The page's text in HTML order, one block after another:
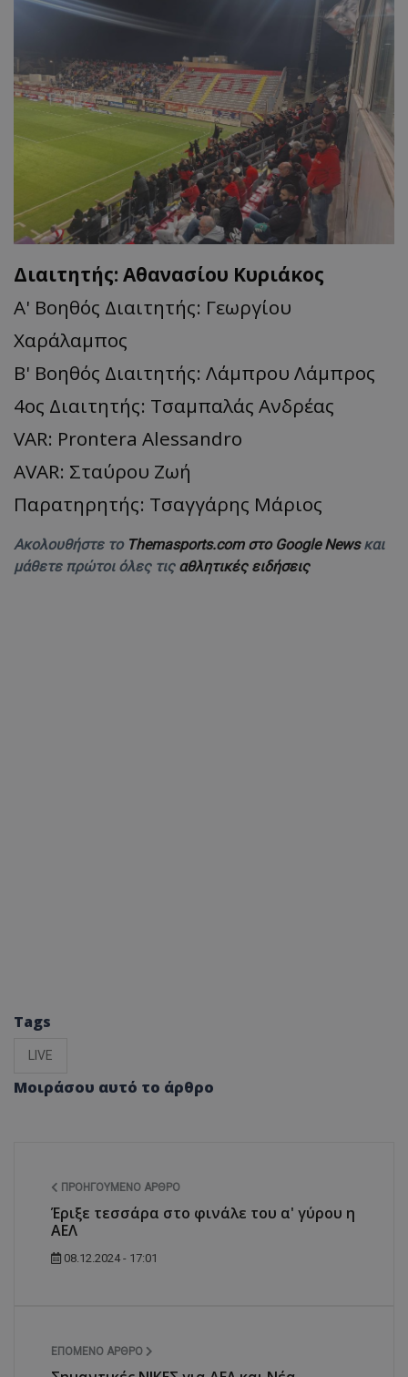
Διαιτητής: Αθανασίου Κυριάκος
Α' Βοηθός Διαιτητής: Γεωργίου
Χαράλαμπος
Β' Βοηθός Διαιτητής: Λάμπρου Λάμπρος
4ος Διαιτητής: Τσαμπαλάς Ανδρέας
VAR: Prontera Alessandro
AVAR: Σταύρου Ζωή
Παρατηρητής: Τσαγγάρης Μάριος
Ακολουθήστε το Themasports.com στο Google Newsκαι
μάθετε πρώτοι όλες τις αθλητικές ειδήσεις
Tags
LIVE
Μοιράσου αυτό το άρθρο
ΠΡΟΗΓΟΎΜΕΝΟ ΆΡΘΡΟ
Έριξε τεσσάρα στο φινάλε του α' γύρου η
ΑΕΛ
08.12.2024 - 17:01
ΕΠΌΜΕΝΟ ΆΡΘΡΟ